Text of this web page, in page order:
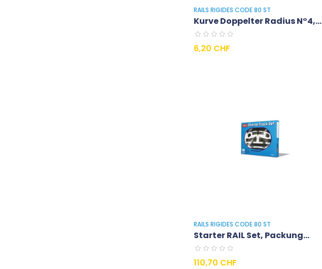
RAILS RIGIDES CODE 80 ST
Kurve Doppelter Radius N°4,...
Preis
6,20 CHF
RAILS RIGIDES CODE 80 ST
Starter RAIL Set, Packung...
Preis
110,70 CHF